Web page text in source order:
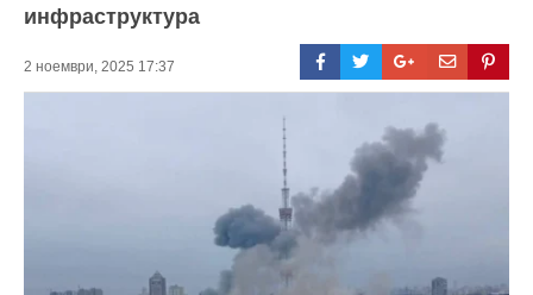
инфраструктура
2 ноември, 2025 17:37